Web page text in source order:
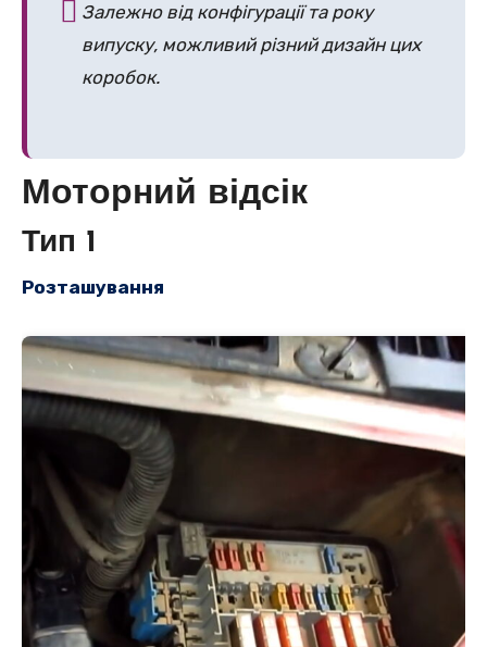
Залежно від конфігурації та року
випуску, можливий різний дизайн цих
коробок.
Моторний відсік
Тип 1
Розташування